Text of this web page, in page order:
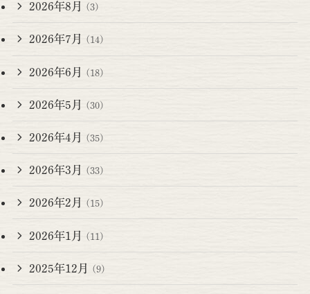
2026年8月 (3)
2026年7月 (14)
2026年6月 (18)
2026年5月 (30)
2026年4月 (35)
2026年3月 (33)
2026年2月 (15)
2026年1月 (11)
2025年12月 (9)